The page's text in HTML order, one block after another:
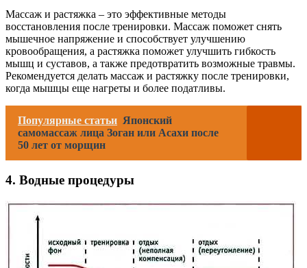
Массаж и растяжка – это эффективные методы
восстановления после тренировки. Массаж поможет снять
мышечное напряжение и способствует улучшению
кровообращения, а растяжка поможет улучшить гибкость
мышц и суставов, а также предотвратить возможные травмы.
Рекомендуется делать массаж и растяжку после тренировки,
когда мышцы еще нагреты и более податливы.
Популярные статьи Японский
самомассаж лица Зоган или Асахи после
50 лет от морщин
4. Водные процедуры